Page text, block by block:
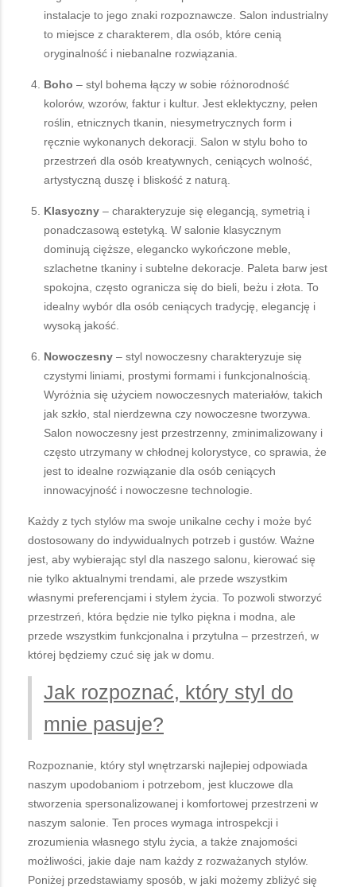
instalacje to jego znaki rozpoznawcze. Salon industrialny
to miejsce z charakterem, dla osób, które cenią
oryginalność i niebanalne rozwiązania.
Boho – styl bohema łączy w sobie różnorodność
kolorów, wzorów, faktur i kultur. Jest eklektyczny, pełen
roślin, etnicznych tkanin, niesymetrycznych form i
ręcznie wykonanych dekoracji. Salon w stylu boho to
przestrzeń dla osób kreatywnych, ceniących wolność,
artystyczną duszę i bliskość z naturą.
Klasyczny – charakteryzuje się elegancją, symetrią i
ponadczasową estetyką. W salonie klasycznym
dominują cięższe, elegancko wykończone meble,
szlachetne tkaniny i subtelne dekoracje. Paleta barw jest
spokojna, często ogranicza się do bieli, beżu i złota. To
idealny wybór dla osób ceniących tradycję, elegancję i
wysoką jakość.
Nowoczesny – styl nowoczesny charakteryzuje się
czystymi liniami, prostymi formami i funkcjonalnością.
Wyróżnia się użyciem nowoczesnych materiałów, takich
jak szkło, stal nierdzewna czy nowoczesne tworzywa.
Salon nowoczesny jest przestrzenny, zminimalizowany i
często utrzymany w chłodnej kolorystyce, co sprawia, że
jest to idealne rozwiązanie dla osób ceniących
innowacyjność i nowoczesne technologie.
Każdy z tych stylów ma swoje unikalne cechy i może być
dostosowany do indywidualnych potrzeb i gustów. Ważne
jest, aby wybierając styl dla naszego salonu, kierować się
nie tylko aktualnymi trendami, ale przede wszystkim
własnymi preferencjami i stylem życia. To pozwoli stworzyć
przestrzeń, która będzie nie tylko piękna i modna, ale
przede wszystkim funkcjonalna i przytulna – przestrzeń, w
której będziemy czuć się jak w domu.
Jak rozpoznać, który styl do
mnie pasuje?
Rozpoznanie, który styl wnętrzarski najlepiej odpowiada
naszym upodobaniom i potrzebom, jest kluczowe dla
stworzenia spersonalizowanej i komfortowej przestrzeni w
naszym salonie. Ten proces wymaga introspekcji i
zrozumienia własnego stylu życia, a także znajomości
możliwości, jakie daje nam każdy z rozważanych stylów.
Poniżej przedstawiamy sposób, w jaki możemy zbliżyć się